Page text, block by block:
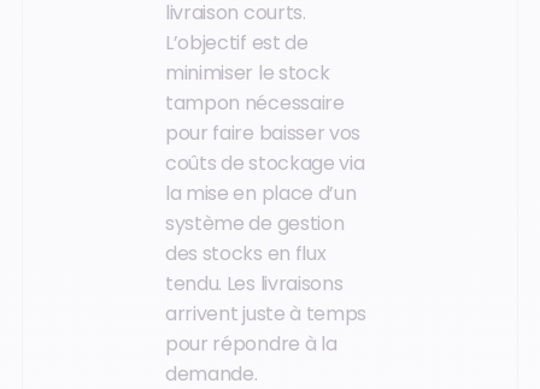
livraison courts.
L’objectif est de
minimiser le stock
tampon nécessaire
pour faire baisser vos
coûts de stockage via
la mise en place d’un
système de gestion
des stocks en flux
tendu. Les livraisons
arrivent juste à temps
pour répondre à la
demande.